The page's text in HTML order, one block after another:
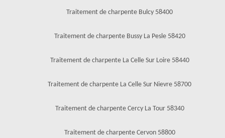
Traitement de charpente Bulcy 58400
Traitement de charpente Bussy La Pesle 58420
Traitement de charpente La Celle Sur Loire 58440
Traitement de charpente La Celle Sur Nievre 58700
Traitement de charpente Cercy La Tour 58340
Traitement de charpente Cervon 58800